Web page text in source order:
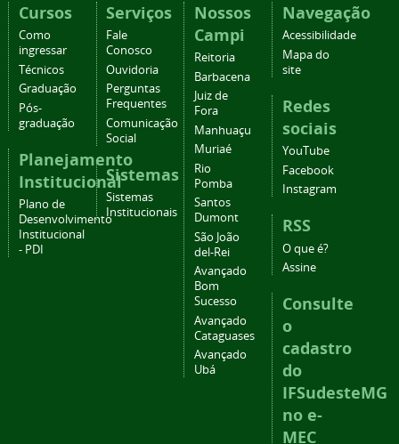
Cursos
Como
ingressar
Técnicos
Graduação
Pós-
graduação
Planejamento
Institucional
Plano de
Desenvolvimento
Institucional
- PDI
Serviços
Fale
Conosco
Ouvidoria
Perguntas
Frequentes
Comunicação
Social
Sistemas
Sistemas
Institucionais
Nossos
Campi
Reitoria
Barbacena
Juiz de
Fora
Manhuaçu
Muriaé
Rio
Pomba
Santos
Dumont
São João
del-Rei
Avançado
Bom
Sucesso
Avançado
Cataguases
Avançado
Ubá
Navegação
Acessibilidade
Mapa do
site
Redes
sociais
YouTube
Facebook
Instagram
RSS
O que é?
Assine
Consulte
o
cadastro
do
IFSudesteMG
no e-
MEC